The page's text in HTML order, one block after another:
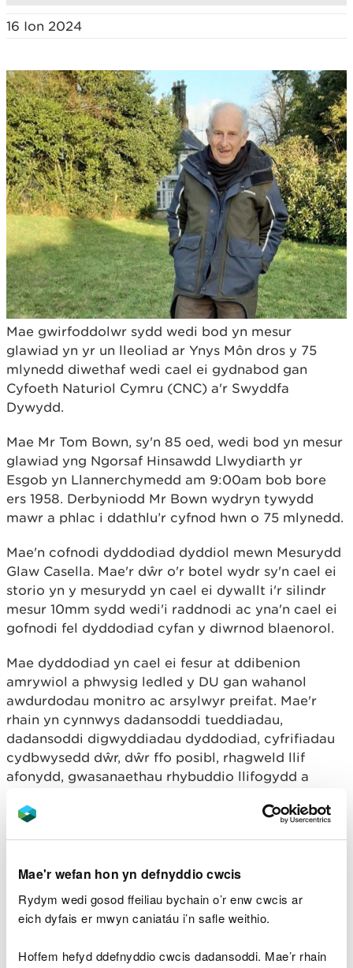
Mae'r wefan hon yn defnyddio cwcis
Rydym wedi gosod ffeiliau bychain o’r enw cwcis ar
eich dyfais er mwyn caniatáu i’n safle weithio.
Hoffem hefyd ddefnyddio cwcis dadansoddi. Mae’r rhain
16 Ion 2024
Mae gwirfoddolwr sydd wedi bod yn mesur
glawiad yn yr un lleoliad ar Ynys Môn dros y 75
mlynedd diwethaf wedi cael ei gydnabod gan
Cyfoeth Naturiol Cymru (CNC) a'r Swyddfa
Dywydd.
Mae Mr Tom Bown, sy'n 85 oed, wedi bod yn mesur
glawiad yng Ngorsaf Hinsawdd Llwydiarth yr
Esgob yn Llannerchymedd am 9:00am bob bore
ers 1958. Derbyniodd Mr Bown wydryn tywydd
mawr a phlac i ddathlu’r cyfnod hwn o 75 mlynedd.
Mae'n cofnodi dyddodiad dyddiol mewn Mesurydd
Glaw Casella. Mae'r dŵr o'r botel wydr sy'n cael ei
storio yn y mesurydd yn cael ei dywallt i'r silindr
mesur 10mm sydd wedi'i raddnodi ac yna'n cael ei
gofnodi fel dyddodiad cyfan y diwrnod blaenorol.
Mae dyddodiad yn cael ei fesur at ddibenion
amrywiol a phwysig ledled y DU gan wahanol
awdurdodau monitro ac arsylwyr preifat. Mae'r
rhain yn cynnwys dadansoddi tueddiadau,
dadansoddi digwyddiadau dyddodiad, cyfrifiadau
cydbwysedd dŵr, dŵr ffo posibl, rhagweld llif
afonydd, gwasanaethau rhybuddio llifogydd a
Swyddfa Dywydd, sef swyddfa feteorolegol
genedlaethol y DU dan arweiniad y Capten Robert
Fitzroy ar gyfer y Bwrdd Masnach. Mae gorsaf
hinsawdd Llwydiarth yr Esgob wedi bod yn darparu